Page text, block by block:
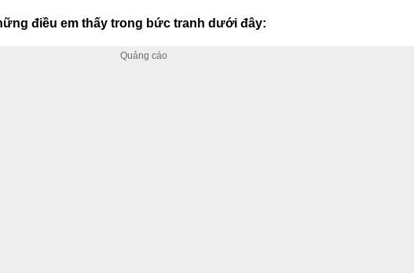
điều em thấy trong bức tranh dưới đây: